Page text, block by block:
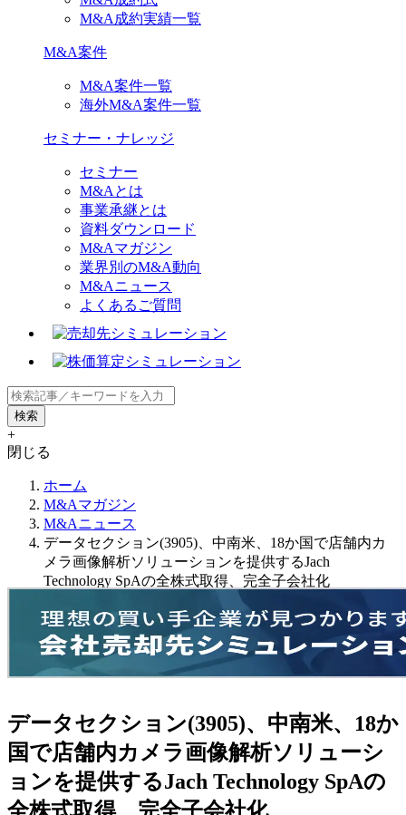
M&A成約実績一覧
M&A案件
M&A案件一覧
海外M&A案件一覧
セミナー・ナレッジ
セミナー
M&Aとは
事業承継とは
資料ダウンロード
M&Aマガジン
業界別のM&A動向
M&Aニュース
よくあるご質問
+
閉じる
ホーム
M&Aマガジン
M&Aニュース
データセクション(3905)、中南米、18か国で店舗内カ
メラ画像解析ソリューションを提供するJach
Technology SpAの全株式取得、完全子会社化
データセクション(3905)、中南米、18か
国で店舗内カメラ画像解析ソリューシ
ョンを提供するJach Technology SpAの